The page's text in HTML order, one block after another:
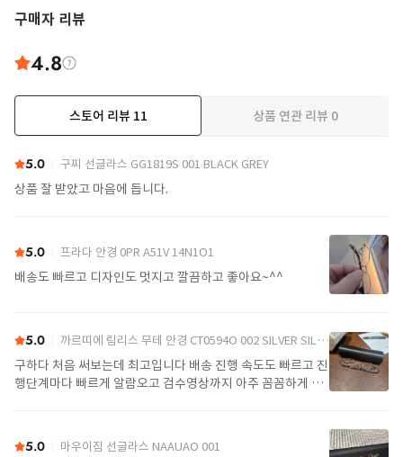
구매자 리뷰
4.8
스토어 리뷰 11 상품 연관 리뷰 0
5.0 구찌 선글라스 GG1819S 001 BLACK GREY
상품 잘 받았고 마음에 듭니다.
5.0 프라다 안경 0PR A51V 14N1O1
배송도 빠르고 디자인도 멋지고 깔끔하고 좋아요~^^
5.0 까르띠에 림리스 무테 안경 CT0594O 002 SILVER SILVER TRANSPARENT
구하다 처음 써보는데 최고입니다 배송 진행 속도도 빠르고 진
행단계마다 빠르게 알람오고 검수영상까지 아주 꼼꼼하게 찍
5.0 마우이짐 선글라스 NAAUAO 001